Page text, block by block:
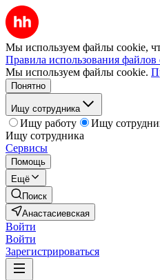
Мы используем файлы cookie,
Правила использования файлов
Мы используем файлы cookie.
Понятно
Ищу сотрудника
Ищу работу
Ищу
Ищу сотрудника
Сервисы
Помощь
Ещё
Поиск
Анастасиевская
Войти
Войти
Зарегистрироваться